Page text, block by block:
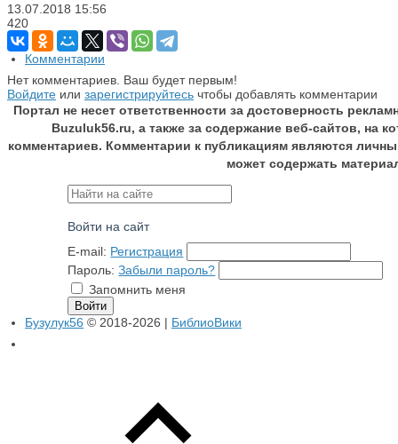
13.07.2018 15:56
420
Комментарии
Нет комментариев. Ваш будет первым!
Войдите или зарегистрируйтесь чтобы добавлять комментарии
Портал не несет ответственности за достоверность
Buzuluk56.ru, а также за содержание веб-сайтов, на
комментариев. Комментарии к публикациям являются
может содержать
Войти на сайт
E-mail: Регистрация
Пароль: Забыли пароль?
Запомнить меня
Бузулук56 © 2018-2026 | БиблиоВики